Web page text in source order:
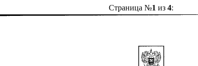
Страница №1 из 4: